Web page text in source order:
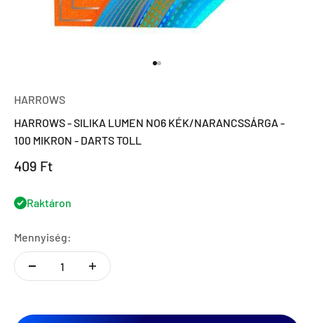
HARROWS
HARROWS - SILIKA LUMEN NO6 KÉK/NARANCSSÁRGA -
100 MIKRON - DARTS TOLL
Eladási ár
409 Ft
Raktáron
Mennyiség: